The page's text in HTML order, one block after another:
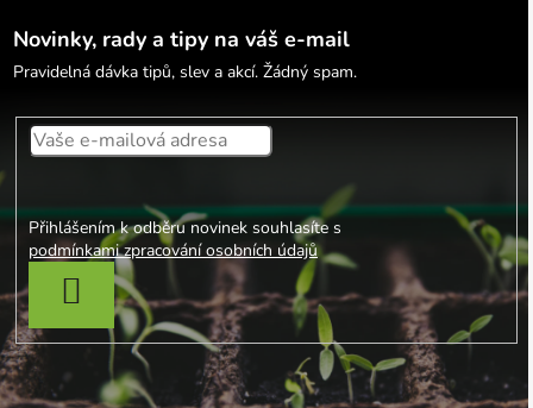
Novinky, rady a tipy na váš e-mail
Pravidelná dávka tipů, slev a akcí. Žádný spam.
Přihlášením k odběru novinek souhlasíte s
podmínkami zpracování osobních údajů
PŘIHLÁSIT SE